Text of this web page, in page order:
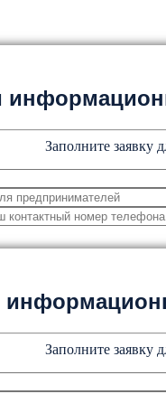
Заполните заявку
Заполните заявку